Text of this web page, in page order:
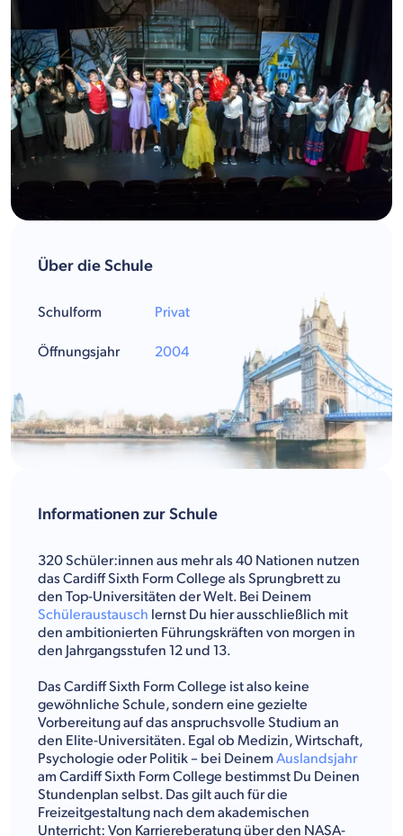
Informationen zur Schule
320 Schüler:innen aus mehr als 40 Nationen nutzen
das Cardiff Sixth Form College als Sprungbrett zu
den Top-Universitäten der Welt. Bei Deinem
Schüleraustausch lernst Du hier ausschließlich mit
den ambitionierten Führungskräften von morgen in
den Jahrgangsstufen 12 und 13.
Das Cardiff Sixth Form College ist also keine
gewöhnliche Schule, sondern eine gezielte
Vorbereitung auf das anspruchsvolle Studium an
den Elite-Universitäten. Egal ob Medizin, Wirtschaft,
Psychologie oder Politik – bei Deinem Auslandsjahr
am Cardiff Sixth Form College bestimmst Du Deinen
Stundenplan selbst. Das gilt auch für die
Freizeitgestaltung nach dem akademischen
Unterricht: Von Karriereberatung über den NASA-
Über die Schule
Schulform
Öffnungsjahr
Privat
2004